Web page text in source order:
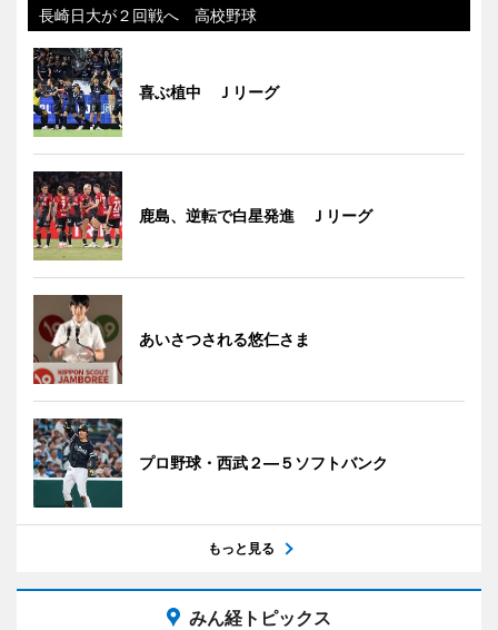
長崎日大が２回戦へ 高校野球
喜ぶ植中 Ｊリーグ
鹿島、逆転で白星発進 Ｊリーグ
あいさつされる悠仁さま
プロ野球・西武２―５ソフトバンク
もっと見る
みん経トピックス